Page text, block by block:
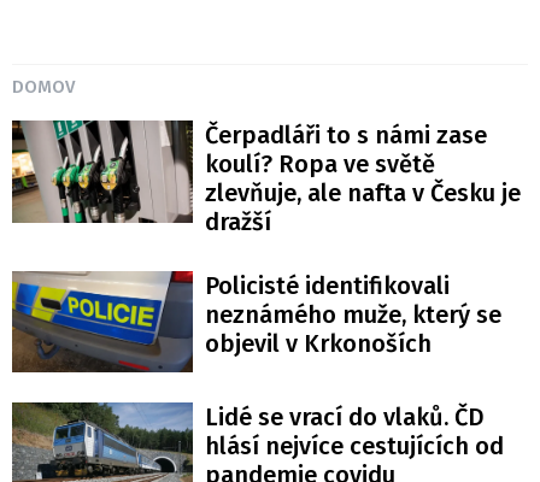
DOMOV
Čerpadláři to s námi zase
koulí? Ropa ve světě
zlevňuje, ale nafta v Česku je
dražší
Policisté identifikovali
neznámého muže, který se
objevil v Krkonoších
Lidé se vrací do vlaků. ČD
hlásí nejvíce cestujících od
pandemie covidu